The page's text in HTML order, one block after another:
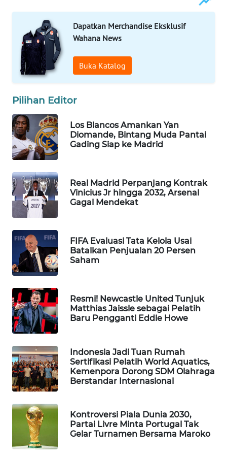
Dapatkan Merchandise Eksklusif
Wahana News
Buka Katalog
Pilihan Editor
Los Blancos Amankan Yan
Diomande, Bintang Muda Pantai
Gading Siap ke Madrid
Real Madrid Perpanjang Kontrak
Vinicius Jr hingga 2032, Arsenal
Gagal Mendekat
FIFA Evaluasi Tata Kelola Usai
Batalkan Penjualan 20 Persen
Saham
Resmi! Newcastle United Tunjuk
Matthias Jaissle sebagai Pelatih
Baru Pengganti Eddie Howe
Indonesia Jadi Tuan Rumah
Sertifikasi Pelatih World Aquatics,
Kemenpora Dorong SDM Olahraga
Berstandar Internasional
Kontroversi Piala Dunia 2030,
Partai Livre Minta Portugal Tak
Gelar Turnamen Bersama Maroko
WAHANA
LISTRIK
WAHANA
TRAVEL
TV
WAHANANEWS
ID
CO ID
WAHANANEWS
NET
WAHANA
SPORT
WAHANA
UMKM
WAHANA
SELEB
WAHANA
PERSONA
WAHANA
WAHANA
HEALTH